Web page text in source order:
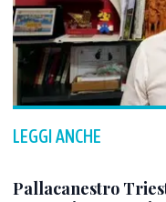
LEGGI ANCHE
Pallacanestro